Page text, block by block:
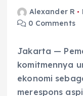
Alexander R
0 Comments
Jakarta —
komitmennya
ekonomi
merespons